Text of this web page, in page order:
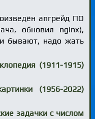
апгрейд ПО
обновил nginx),
бывают, надо жать
(1911-1915)
(1956-2022)
задачки с числом